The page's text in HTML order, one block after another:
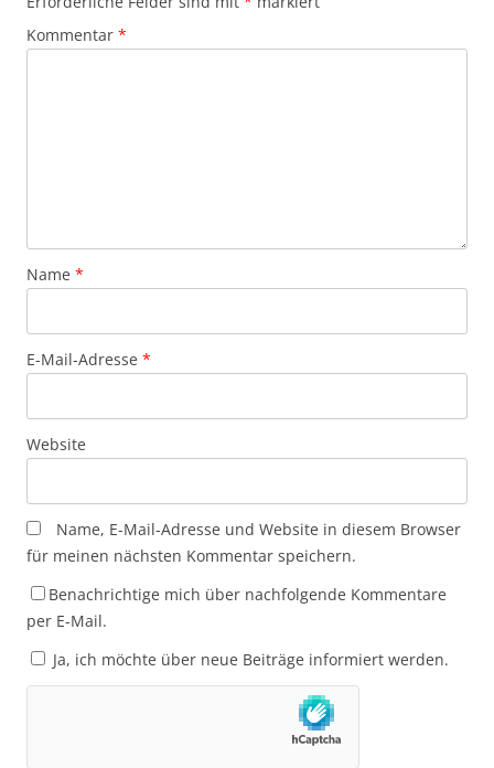
Kommentar *
Name *
E-Mail-Adresse *
Website
Name, E-Mail-Adresse und Website in diesem Browser
für meinen nächsten Kommentar speichern.
Benachrichtige mich über nachfolgende Kommentare
per E-Mail.
Ja, ich möchte über neue Beiträge informiert werden.